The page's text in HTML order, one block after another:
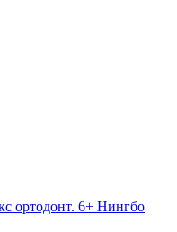
ортодонт. 6+ Нингбо